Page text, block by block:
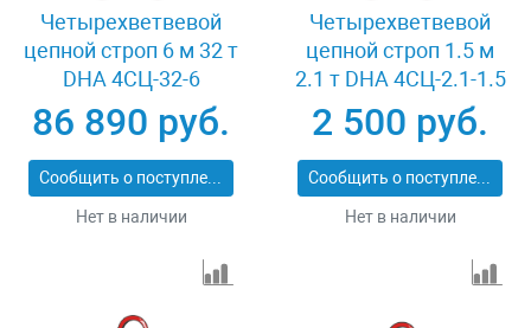
Четырехветвевой
цепной строп 6 м 32 т
DHA 4СЦ-32-6
86 890 руб.
Сообщить о поступлении
Нет в наличии
Четырехветвевой
цепной строп 1.5 м
2.1 т DHA 4СЦ-2.1-1.5
2 500 руб.
Сообщить о поступлении
Нет в наличии